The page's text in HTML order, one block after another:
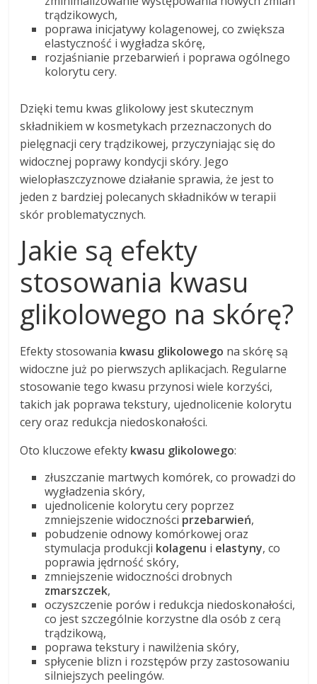
trądzikowych,
poprawa inicjatywy kolagenowej, co zwiększa
elastyczność i wygładza skórę,
rozjaśnianie przebarwień i poprawa ogólnego
kolorytu cery.
Dzięki temu kwas glikolowy jest skutecznym
składnikiem w kosmetykach przeznaczonych do
pielęgnacji cery trądzikowej, przyczyniając się do
widocznej poprawy kondycji skóry. Jego
wielopłaszczyznowe działanie sprawia, że jest to
jeden z bardziej polecanych składników w terapii
skór problematycznych.
Jakie są efekty
stosowania kwasu
glikolowego na skórę?
Efekty stosowania kwasu glikolowego na skórę są
widoczne już po pierwszych aplikacjach. Regularne
stosowanie tego kwasu przynosi wiele korzyści,
takich jak poprawa tekstury, ujednolicenie kolorytu
cery oraz redukcja niedoskonałości.
Oto kluczowe efekty kwasu glikolowego:
złuszczanie martwych komórek, co prowadzi do
wygładzenia skóry,
ujednolicenie kolorytu cery poprzez
zmniejszenie widoczności przebarwień,
pobudzenie odnowy komórkowej oraz
stymulacja produkcji kolagenu i elastyny, co
poprawia jędrność skóry,
zmniejszenie widoczności drobnych
zmarszczek,
oczyszczenie porów i redukcja niedoskonałości,
co jest szczególnie korzystne dla osób z cerą
trądzikową,
poprawa tekstury i nawilżenia skóry,
spłycenie blizn i rozstępów przy zastosowaniu
silniejszych peelingów.